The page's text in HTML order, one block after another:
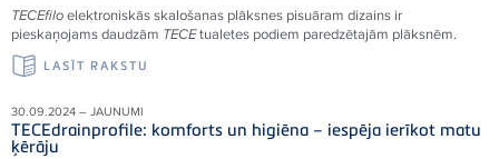
TECEfiloelektroniskās skalošanas plāksnes pisuāram dizains ir
pieskaņojams daudzām TECEtualetes podiem paredzētajām plāksnēm.
LASĪT RAKSTU
30.09.2024 – JAUNUMI
TECEdrainprofile: komforts un higiēna – iespēja ierīkot matu
ķērāju